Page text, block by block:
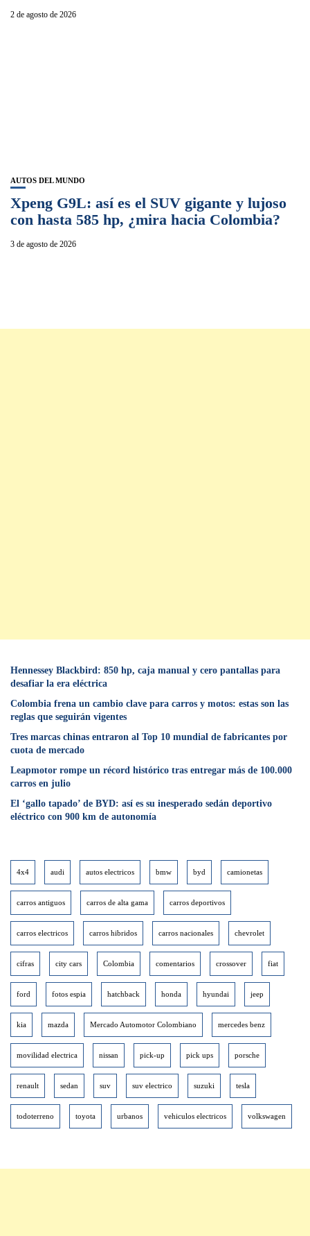
2 de agosto de 2026
AUTOS DEL MUNDO
Xpeng G9L: así es el SUV gigante y lujoso
con hasta 585 hp, ¿mira hacia Colombia?
3 de agosto de 2026
Hennessey Blackbird: 850 hp, caja manual y cero pantallas para
desafiar la era eléctrica
Colombia frena un cambio clave para carros y motos: estas son las
reglas que seguirán vigentes
Tres marcas chinas entraron al Top 10 mundial de fabricantes por
cuota de mercado
Leapmotor rompe un récord histórico tras entregar más de 100.000
carros en julio
El ‘gallo tapado’ de BYD: así es su inesperado sedán deportivo
eléctrico con 900 km de autonomía
4x4 audi autos electricos bmw byd camionetas
carros antiguos carros de alta gama carros deportivos
carros electricos carros hibridos carros nacionales chevrolet
cifras city cars Colombia comentarios crossover fiat
ford fotos espia hatchback honda hyundai jeep
kia mazda Mercado Automotor Colombiano mercedes benz
movilidad electrica nissan pick-up pick ups porsche
renault sedan suv suv electrico suzuki tesla
todoterreno toyota urbanos vehiculos electricos volkswagen